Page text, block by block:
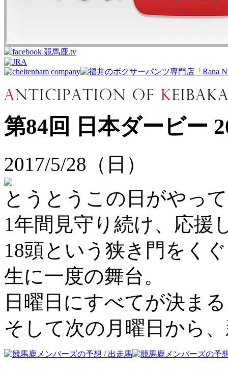
第84回 日本ダービー
2017/5/28（日）
とうとうこの日がやっ
1年間見守り続け、応援
18頭という狭き門をく
生に一度の舞台。
日曜日にすべてが決ま
そして次の月曜日から